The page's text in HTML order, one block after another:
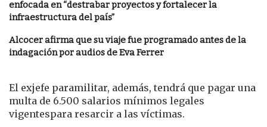
enfocada en “destrabar proyectos y fortalecer la
infraestructura del país”
Alcocer afirma que su viaje fue programado antes de la
indagación por audios de Eva Ferrer
El exjefe paramilitar, además, tendrá que pagar una
multa de 6.500 salarios mínimos legales
vigentespara resarcir a las víctimas.